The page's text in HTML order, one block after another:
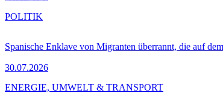
Spanische Enklave von Migranten überrannt, die auf
30.07.2026
POLITIK
ENERGIE, UMWELT & TRANSPORT